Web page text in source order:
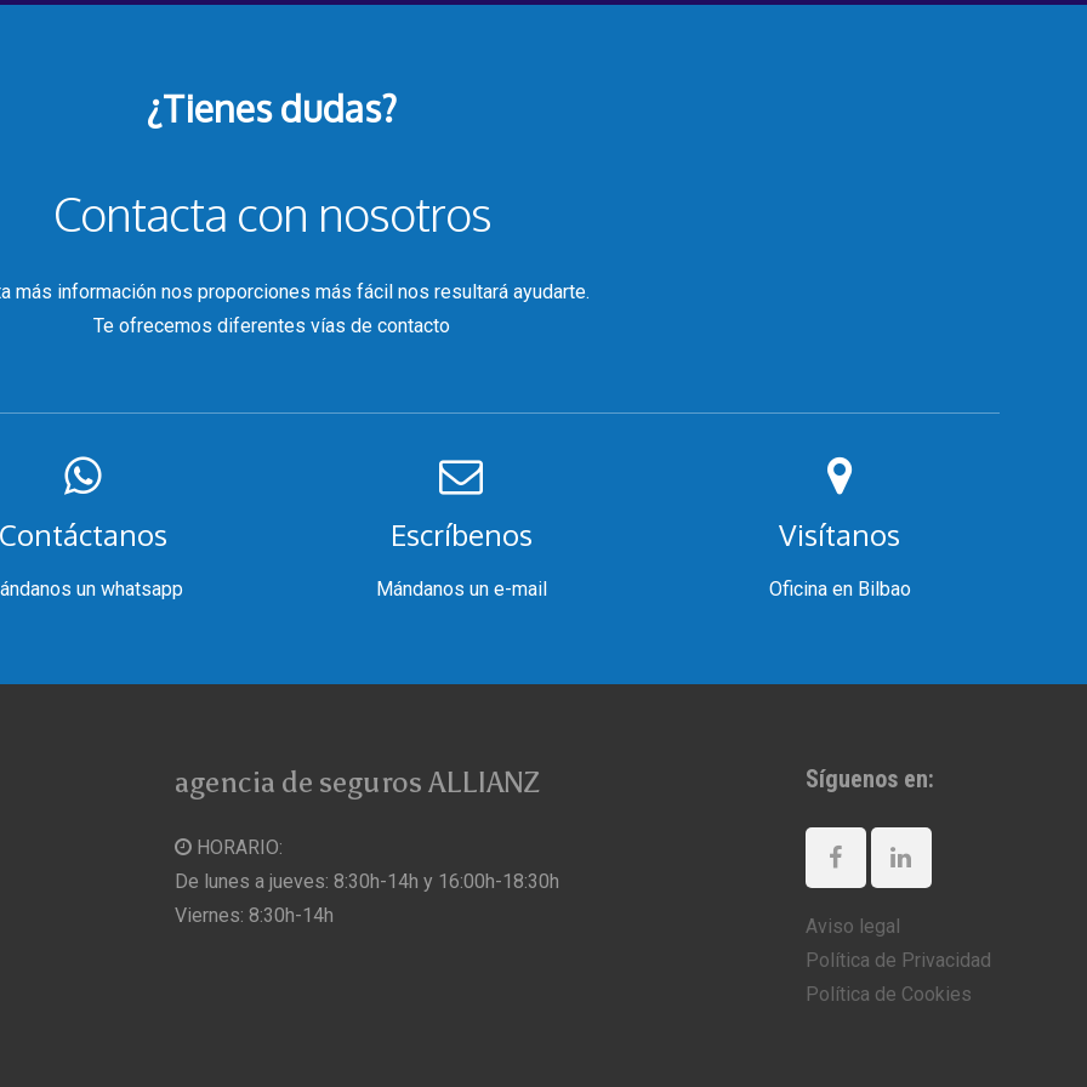
¿Tienes dudas?
Contacta con nosotros
más información nos proporciones más fácil nos resultará ayudarte.
Te ofrecemos diferentes vías de contacto
Contáctanos
un whatsapp
Escríbenos
Mándanos un e-mail
Visítanos
Oficina en Bilbao
agencia de seguros ALLIANZ
HORARIO:
De lunes a jueves: 8:30h-14h y 16:00h-18:30h
Viernes: 8:30h-14h
Síguenos en:
Aviso legal
Política de Privacidad
Política de Cookies